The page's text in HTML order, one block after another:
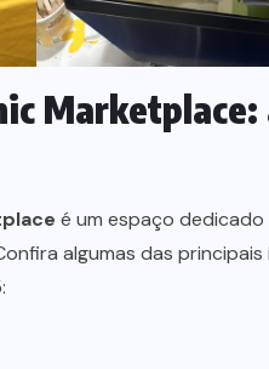
é um espaço
algumas das